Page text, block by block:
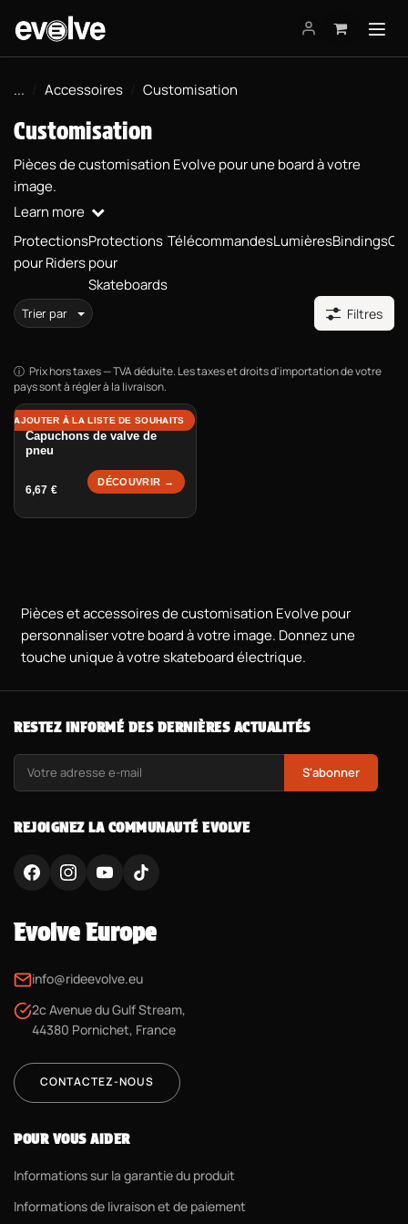
... Accessoires Customisation
Customisation
Pièces de customisation Evolve pour une board à votre
image.
Learn more
Protections
pour Riders
Protections
pour
Skateboards
TélécommandesLumièresBindings
Trier par Filtres
Prix hors taxes — TVA déduite. Les taxes et droits d'importation de votre
pays sont à régler à la livraison.
Capuchons de valve de
pneu
6,67 €
DÉCOUVRIR →
AJOUTER À LA LISTE DE SOUHAITS
Pièces et accessoires de customisation Evolve pour
personnaliser votre board à votre image. Donnez une
touche unique à votre skateboard électrique.
RESTEZ INFORMÉ DES DERNIÈRES ACTUALITÉS
S'abonner
REJOIGNEZ LA COMMUNAUTÉ EVOLVE
Evolve Europe
info@rideevolve.eu
2c Avenue du Gulf Stream,
44380 Pornichet, France
CONTACTEZ-NOUS
POUR VOUS AIDER
Informations sur la garantie du produit
Informations de livraison et de paiement